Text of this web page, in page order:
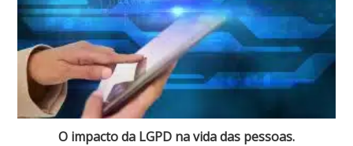
O impacto da LGPD na vida das pessoas.